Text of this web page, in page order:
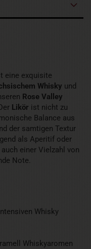
eine exquisite
Whisky und
Rose Valley
Likör ist nicht zu
Balance aus
der samtigen Textur
als Aperitif oder
einer Vielzahl von
Note.
Whisky
Whiskyaromen